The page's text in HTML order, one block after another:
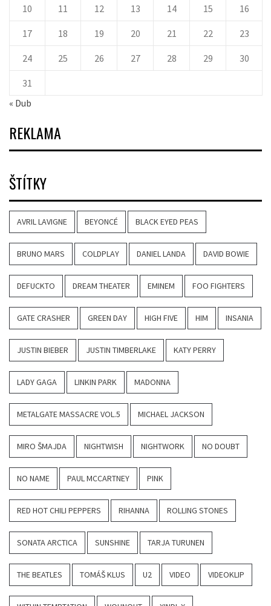
10 11 12 13 14 15 16
17 18 19 20 21 22 23
24 25 26 27 28 29 30
31
« Dub
REKLAMA
ŠTÍTKY
AVRIL LAVIGNE BEYONCÉ BLACK EYED PEAS
BRUNO MARS COLDPLAY DANIEL LANDA DAVID BOWIE
DEFUCKTO DREAM THEATER EMINEM FOO FIGHTERS
GATE CRASHER GREEN DAY HIGH FIVE HIM INSANIA
JUSTIN BIEBER JUSTIN TIMBERLAKE KATY PERRY
LADY GAGA LINKIN PARK MADONNA
METALGATE MASSACRE VOL.5 MICHAEL JACKSON
MIRO ŠMAJDA NIGHTWISH NIGHTWORK NO DOUBT
NO NAME PAUL MCCARTNEY PINK
RED HOT CHILI PEPPERS RIHANNA ROLLING STONES
SONATA ARCTICA SUNSHINE TARJA TURUNEN
THE BEATLES TOMÁŠ KLUS U2 VIDEO VIDEOKLIP